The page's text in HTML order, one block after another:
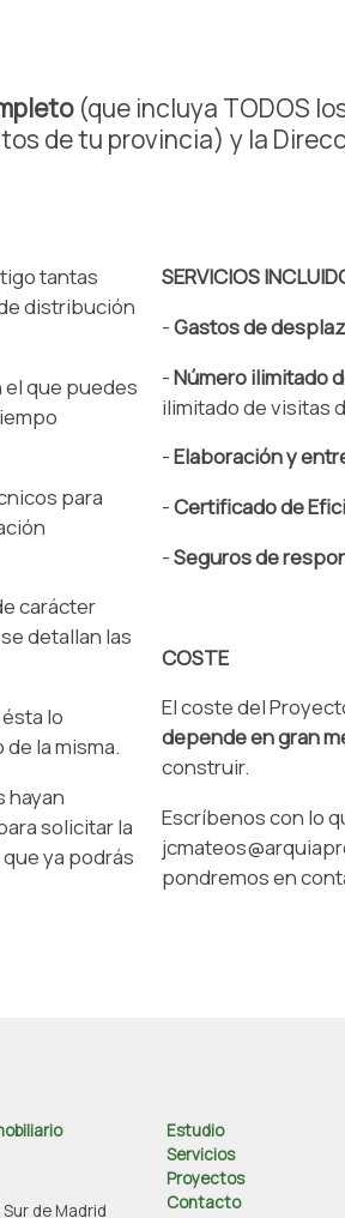
(que incluya TODOS
de tu provincia) y la
tantas
distribución
el que puedes
para
carácter
detallan las
lo
la misma.
hayan
solicitar la
ya podrás
SERVICIOS
-Gastos de
-Número ilimitado
ilimitado de visitas
-Elaboración y
-Certificado de
-Seguros de
COSTE
El coste del
depende en gran
construir.
Escríbenos con lo
pondremos en
de Madrid
Estudio
Servicios
Proyectos
Contacto